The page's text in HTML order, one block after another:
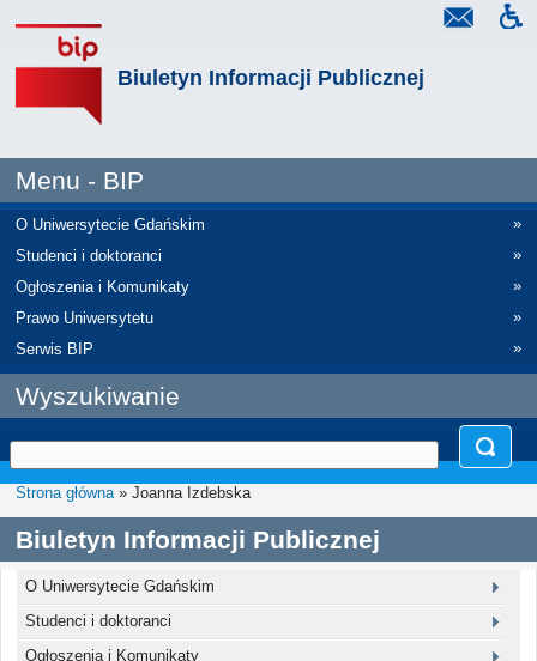
Biuletyn Informacji Publicznej
Menu - BIP
O Uniwersytecie Gdańskim
»
Studenci i doktoranci
»
Ogłoszenia i Komunikaty
»
Prawo Uniwersytetu
»
Serwis BIP
»
Wyszukiwanie
Strona główna» Joanna Izdebska
Biuletyn Informacji Publicznej
O Uniwersytecie Gdańskim
Studenci i doktoranci
Ogłoszenia i Komunikaty